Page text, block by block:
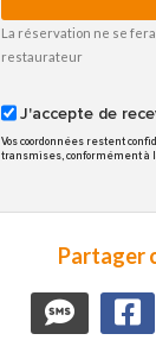
La réservation ne se
restaurateur
J'accepte de
Vos coordonnées restent
transmises, conformément à
Partager